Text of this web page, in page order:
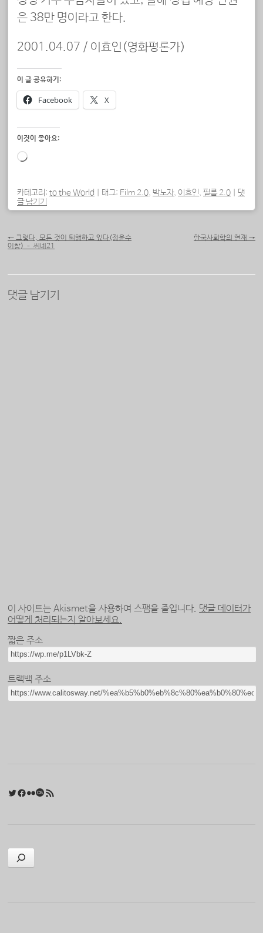
은 38만 명이라고 한다.
2001.04.07 / 이효인(영화평론가)
이 글 공유하기:
Facebook X
이것이 좋아요:
로
중...
카테고리: to the World 태그: Film 2.0, 박노자, 이효인, 필름 2.0
댓
글 남기기
← 그렇다, 모든 것이 퇴행하고 있다(정윤수
이창) – 씨네21
한국사회학의 현재 →
댓글 남기기
이 사이트는 Akismet을 사용하여 스팸을 줄입니다. 댓글 데이터가
어떻게 처리되는지 알아보세요.
짧은 주소
트랙백 주소
Twitter
Facebook
FlickrLast.fm
검색